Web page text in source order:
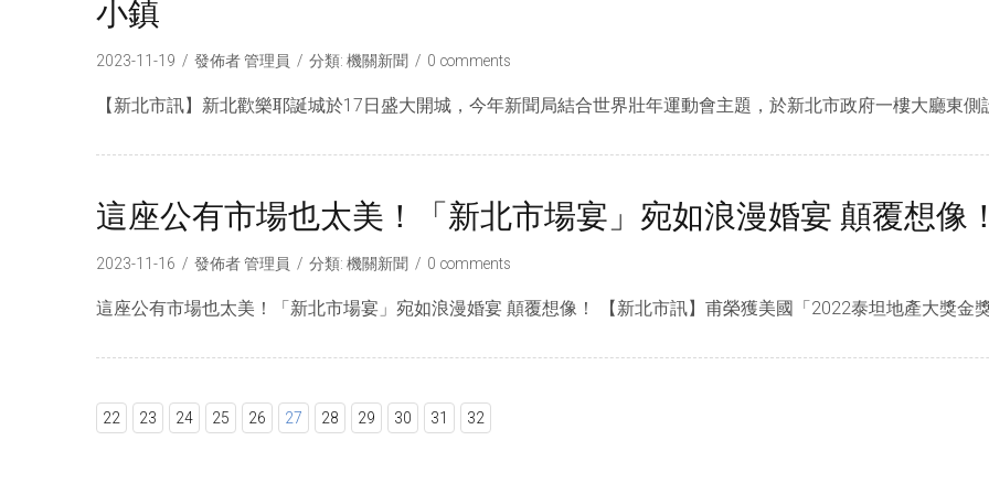
小鎮
2023-11-19 發佈者管理員 分類: 機關新聞 0 comments
【新北市訊】新北歡樂耶誕城於17日盛大開城，今年新聞局結合世界壯年運動會主題，於新北市政府一樓大廳東側
這座公有市場也太美！「新北市場宴」宛如浪漫婚宴 顛覆想像！
2023-11-16 發佈者管理員 分類: 機關新聞 0 comments
這座公有市場也太美！「新北市場宴」宛如浪漫婚宴 顛覆想像！ 【新北市訊】甫榮獲美國「2022泰坦地產大獎金
22 23 24 25 26 27 28 29 30 31 32